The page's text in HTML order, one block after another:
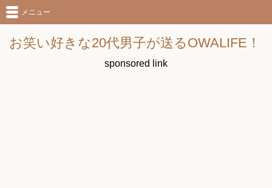
お笑い好きな20代男子が送るOWALIFE！
メニュー
sponsored link